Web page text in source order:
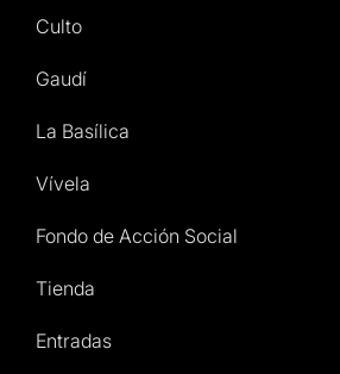
Culto
Gaudí
La Basílica
Vívela
Fondo de Acción Social
Tienda
Entradas